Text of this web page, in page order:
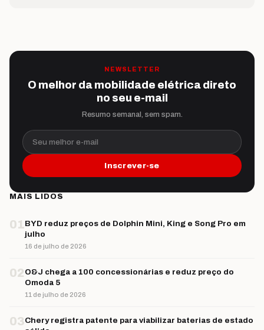
NEWSLETTER
O melhor da mobilidade elétrica direto
no seu e-mail
Resumo semanal, sem spam.
Seu melhor e-mail
Inscrever-se
MAIS LIDOS
01BYD reduz preços de Dolphin Mini, King e Song Pro em
julho
16 de julho de 2026
02 O&J chega a 100 concessionárias e reduz preço do
Omoda 5
11 de julho de 2026
03Chery registra patente para viabilizar baterias de estado